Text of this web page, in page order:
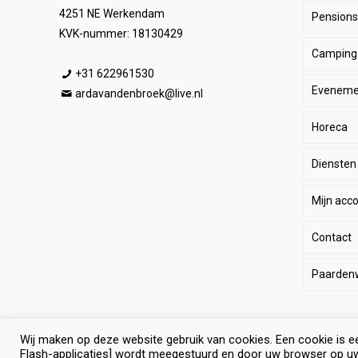
4251 NE Werkendam
KVK-nummer: 18130429
+31 622961530
ardavandenbroek@live.nl
Paard
Ruiter
Stal
SALE
Camping
Horeca
Diensten
Mijn
Contact
© Selevia Hoeve. Alle rechten voorbehouden. |Website
Wij maken op deze website gebruik van cookies. Een cookie is
Flash-applicaties] wordt meegestuurd en door uw browser op